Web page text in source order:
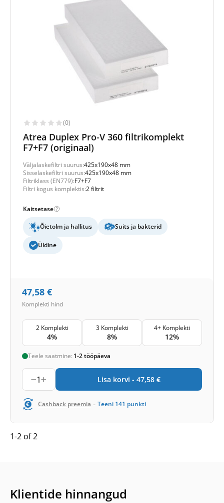
(0)
Atrea Duplex Pro-V 360 filtrikomplekt
F7+F7 (originaal)
Väljalaskefiltri suurus:425x190x48 mm
Sisselaskefiltri suurus:425x190x48 mm
Filtriklass (EN779):F7+F7
Filtri kogus komplektis:2 filtrit
Kaitsetase
Õietolm ja hallitus Suits ja bakterid
Üldine
47,58 €
Komplekti hind
2 Komplekti
4%
3 Komplekti
8%
4+ Komplekti
12%
Teele saatmine: 1-2 tööpäeva
1 Lisa korvi - 47,58 €
Cashback preemia - Teeni 141 punkti
1-2 of 2
Klientide hinnangud